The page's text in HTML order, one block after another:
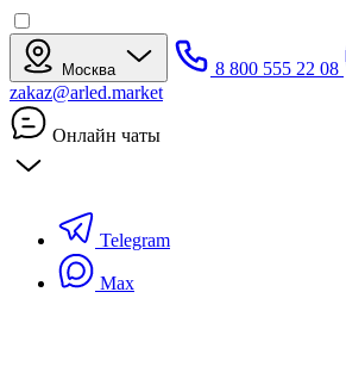
Москва
8 800 555 22 08
zakaz@arled.market
Онлайн чаты
Telegram
Max